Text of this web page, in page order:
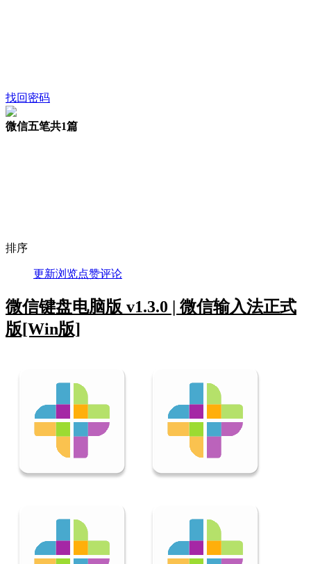
找回密码
微信五笔共1篇
排序
更新浏览点赞评论
微信键盘电脑版 v1.3.0 | 微信输入法正式
版[Win版]